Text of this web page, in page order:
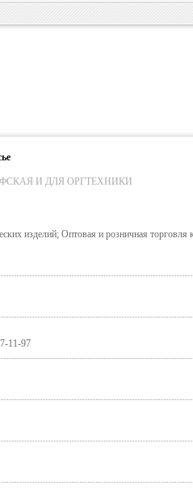
И ДЛЯ ОРГТЕХНИКИ
изделий; Оптовая и розничная
11-97